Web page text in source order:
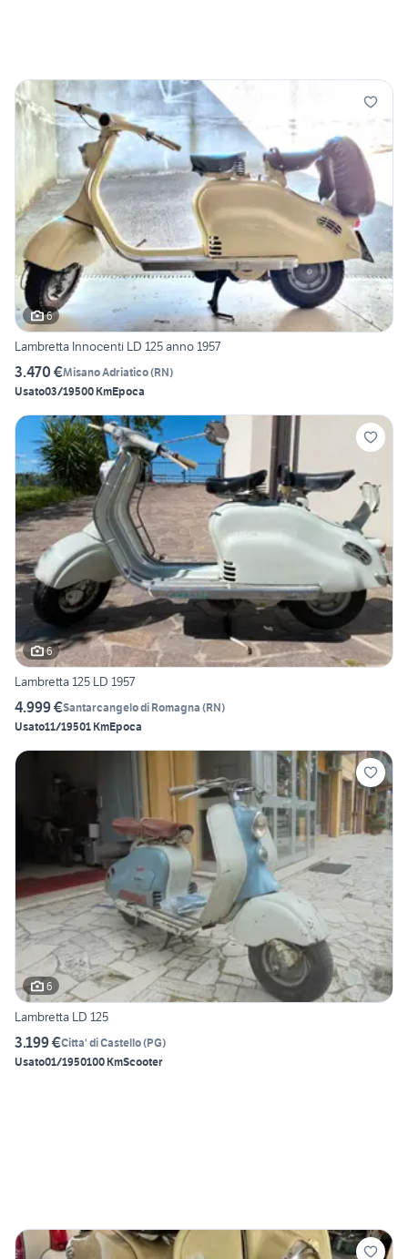
6
Lambretta Innocenti LD 125 anno 1957
3.470 €Misano Adriatico(RN)
Usato03/19500 KmEpoca
6
Lambretta 125 LD 1957
4.999 €Santarcangelo di Romagna (RN)
Usato11/19501 KmEpoca
6
Lambretta LD 125
3.199 €Citta' di Castello(PG)
Usato01/1950100 KmScooter